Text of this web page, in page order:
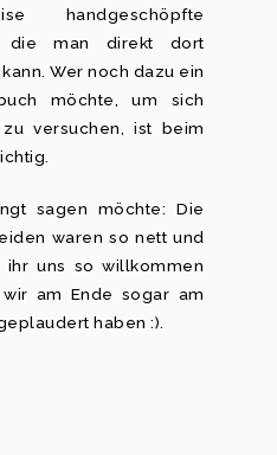
handgeschöpfte
die man direkt dort
Wer noch dazu ein
möchte, um sich
versuchen, ist beim
sagen möchte: Die
waren so nett und
ihr uns so willkommen
am Ende sogar am
haben :).